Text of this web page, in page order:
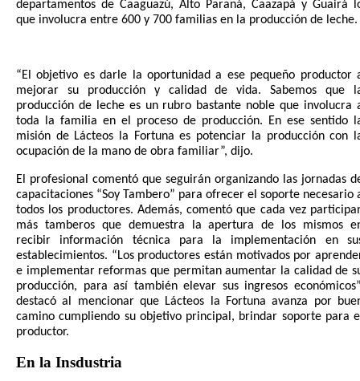
departamentos de Caaguazú, Alto Paraná, Caazapá y Guairá
que involucra entre 600 y 700 familias en la producción de leche.
“El objetivo es darle la oportunidad a ese pequeño productor
mejorar su producción y calidad de vida. Sabemos que
producción de leche es un rubro bastante noble que involucra
toda la familia en el proceso de producción. En ese sentido
misión de Lácteos la Fortuna es potenciar la producción con
ocupación de la mano de obra familiar”, dijo.
El profesional comentó que seguirán organizando las jornadas
capacitaciones “Soy Tambero” para ofrecer el soporte necesario
todos los productores. Además, comentó que cada vez
más tamberos que demuestra la apertura de los mismos
recibir información técnica para la implementación en
establecimientos. “Los productores están motivados por
e implementar reformas que permitan aumentar la calidad de
producción, para así tambiénelevar sus ingresos
destacó al mencionar que Lácteos la Fortuna avanza por
camino cumpliendo su objetivo principal, brindar soporte para
productor.
En la Insdustria